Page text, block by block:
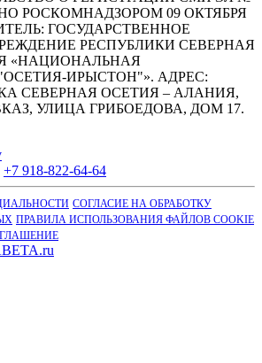
РОСКОМНАДЗОРОМ 09 ОКТЯБРЯ
ГОСУДАРСТВЕННОЕ
РЕСПУБЛИКИ СЕВЕРНАЯ
«НАЦИОНАЛЬНАЯ
ИРЫСТОН"». АДРЕС:
СЕВЕРНАЯ ОСЕТИЯ – АЛАНИЯ,
УЛИЦА ГРИБОЕДОВА, ДОМ 17.
+7 918-822-64-64
СОГЛАСИЕ НА ОБРАБОТКУ
ПРАВИЛА ИСПОЛЬЗОВАНИЯ ФАЙЛОВ COOKIE